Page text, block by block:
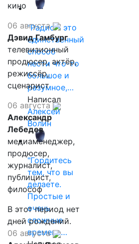
"Радио - это
единственный
способ
нести что-то
большое и
разумное,…
Написал
Алексей
Волин
"Гордитесь
тем, что вы
делаете.
Простые и
очень
сложные
времена…
кино
06 августа
Дэвид Гамбург
телевизионный
продюсер, актёр,
режиссёр,
сценарист
06 августа
Александр
Лебедев
медиаменеджер,
продюсер,
журналист,
публицист,
философ
В этот период нет
дней рождений.
06 августа